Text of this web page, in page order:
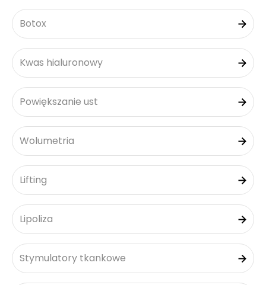
Botox
Kwas hialuronowy
Powiększanie ust
Wolumetria
Lifting
Lipoliza
Stymulatory tkankowe